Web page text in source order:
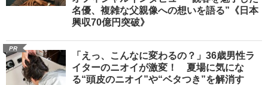
名優、複雑な父親像への想いを語る”《日本
興収70億円突破》
PR
「えっ、こんなに変わるの？」36歳男性ラ
イターのニオイが激変！ 夏場に気にな
る“頭皮のニオイ”や“ベタつき”を解消す